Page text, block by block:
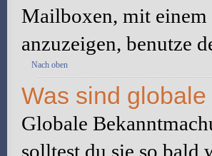
Mailboxen, mit einem
anzuzeigen, benutze
Nach oben
Was sind
Globale
solltest du sie so bald